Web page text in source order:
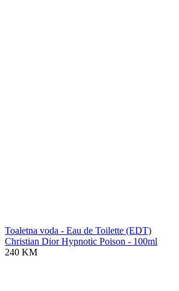
Toaletna voda - Eau de Toilette (EDT)
Christian Dior Hypnotic Poison - 100ml
240 KM